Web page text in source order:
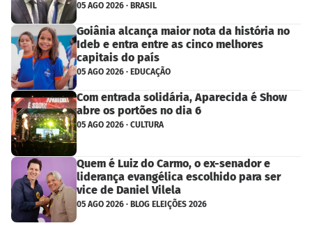
05 AGO 2026 · BRASIL
Goiânia alcança maior nota da história no
Ideb e entra entre as cinco melhores
capitais do país
05 AGO 2026 · EDUCAÇÃO
Com entrada solidária, Aparecida é Show
abre os portões no dia 6
05 AGO 2026 · CULTURA
Quem é Luiz do Carmo, o ex-senador e
liderança evangélica escolhido para ser
vice de Daniel Vilela
05 AGO 2026 · BLOG ELEIÇÕES 2026